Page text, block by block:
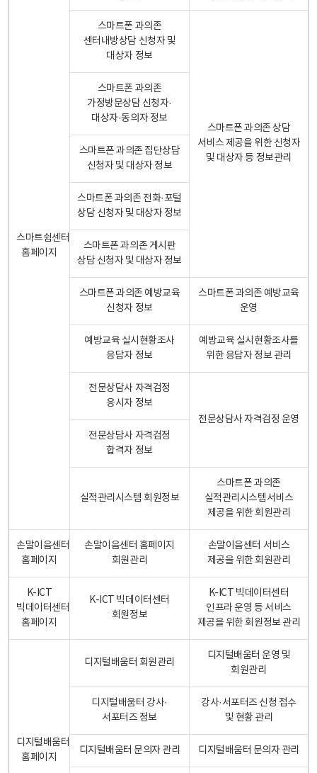
스마트쉼센터
홈페이지
스마트폰 과의존
센터내방상담 신청자 및
대상자 정보
스마트폰 과의존 상담
서비스 제공을 위한 신청자
및 대상자 등 정보관리
스마트폰 과의존
가정방문상담 신청자·
대상자·동의자 정보
스마트폰 과의존 집단상담
신청자 및 대상자 정보
스마트폰 과의존 전화·포털
상담 신청자 및 대상자 정보
스마트폰 과의존 게시판
상담 신청자 및 대상자 정보
스마트폰 과의존 예방교육
신청자 정보
스마트폰 과의존 예방교육
운영
예방교육 실시현황조사
응답자 정보
예방교육 실시현황조사를
위한 응답자 정보 관리
전문상담사 자격검정
응시자 정보
전문상담사 자격검정 운영
전문상담사 자격검정
합격자 정보
실적관리시스템 회원정보
스마트폰 과의존
실적관리시스템서비스
제공을 위한 회원관리
손말이음센터
홈페이지
손말이음센터 홈페이지
회원관리
손말이음센터 서비스
제공을 위한 회원관리
K-ICT
빅데이터센터
홈페이지
K-ICT 빅데이터센터
회원정보
K-ICT 빅데이터센터
인프라 운영 등 서비스
제공을 위한 회원정보 관리
디지털배움터
홈페이지
디지털배움터 회원관리
디지털배움터 운영 및
회원관리
디지털배움터 강사·
서포터즈 정보
강사·서포터즈 신청 접수
및 현황 관리
디지털배움터 문의자 관리 디지털배움터 문의자 관리